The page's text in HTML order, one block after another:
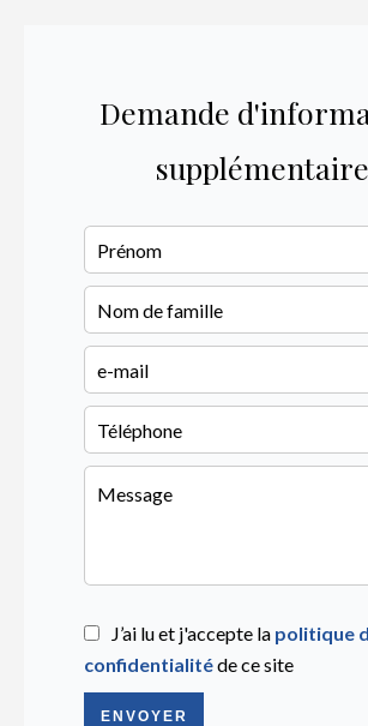
Demande
J’ai lu et j'accepte la politique
confidentialitéde ce site
ENVOYER